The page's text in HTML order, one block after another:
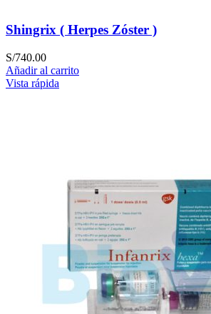
Shingrix ( Herpes Zóster )
S/740.00
Añadir al carrito
Vista rápida